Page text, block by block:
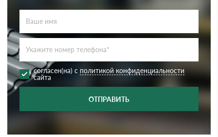
согласен(на) с политикой конфиденциальности
сайта
ОТПРАВИТЬ